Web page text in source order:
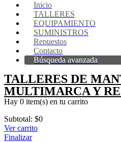
Inicio
TALLERES
EQUIPAMIENTO
SUMINISTROS
Repuestos
Contacto
Búsqueda avanzada
TALLERES DE
MULTIMARCA Y
Hay 0 item(s) en tu carrito
Subtotal: $0
Ver carrito
Finalizar